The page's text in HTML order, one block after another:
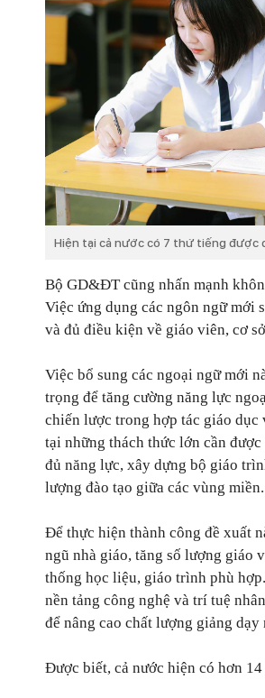
Hiện tại cả nước có 7 thứ tiếng được
Bộ GD&ĐT cũng nhấn mạnh
Việc ứng dụng các ngôn ngữ mới
và đủ điều kiện về giáo viên, cơ
Việc bổ sung các ngoại ngữ mới
trọng để tăng cường năng lực
chiến lược trong hợp tác giáo
tại những thách thức lớn cần
đủ năng lực, xây dựng bộ giáo
lượng đào tạo giữa các vùng miền.
Để thực hiện thành công đề xuất
ngũ nhà giáo, tăng số lượng giáo
thống học liệu, giáo trình phù
nền tảng công nghệ và trí tuệ
để nâng cao chất lượng giảng dạy
Được biết, cả nước hiện có hơn